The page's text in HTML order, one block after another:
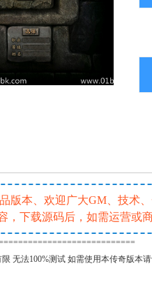
版本、欢迎广大GM、技术
，下载源码后，如需运营或
无法100%测试 如需使用本传奇版本